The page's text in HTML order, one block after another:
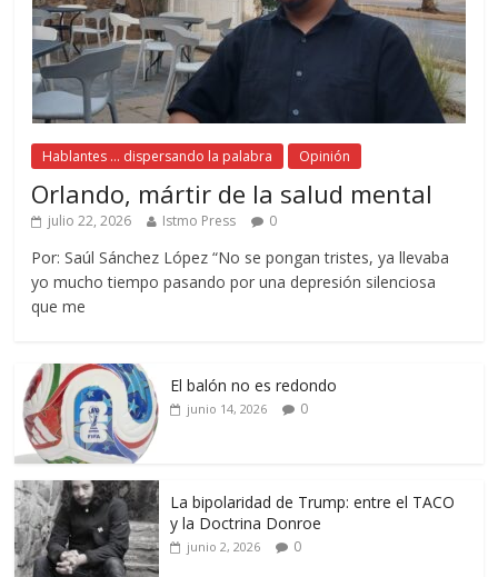
Hablantes ... dispersando la palabra Opinión
Orlando, mártir de la salud mental
julio 22, 2026 Istmo Press 0
Por: Saúl Sánchez López “No se pongan tristes, ya llevaba
yo mucho tiempo pasando por una depresión silenciosa
que me
El balón no es redondo
junio 14, 2026 0
La bipolaridad de Trump: entre el TACO
y la Doctrina Donroe
junio 2, 2026 0